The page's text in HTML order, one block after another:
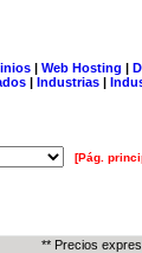
| Web Hosting |
| Industrias |
[Pág.
** Precios